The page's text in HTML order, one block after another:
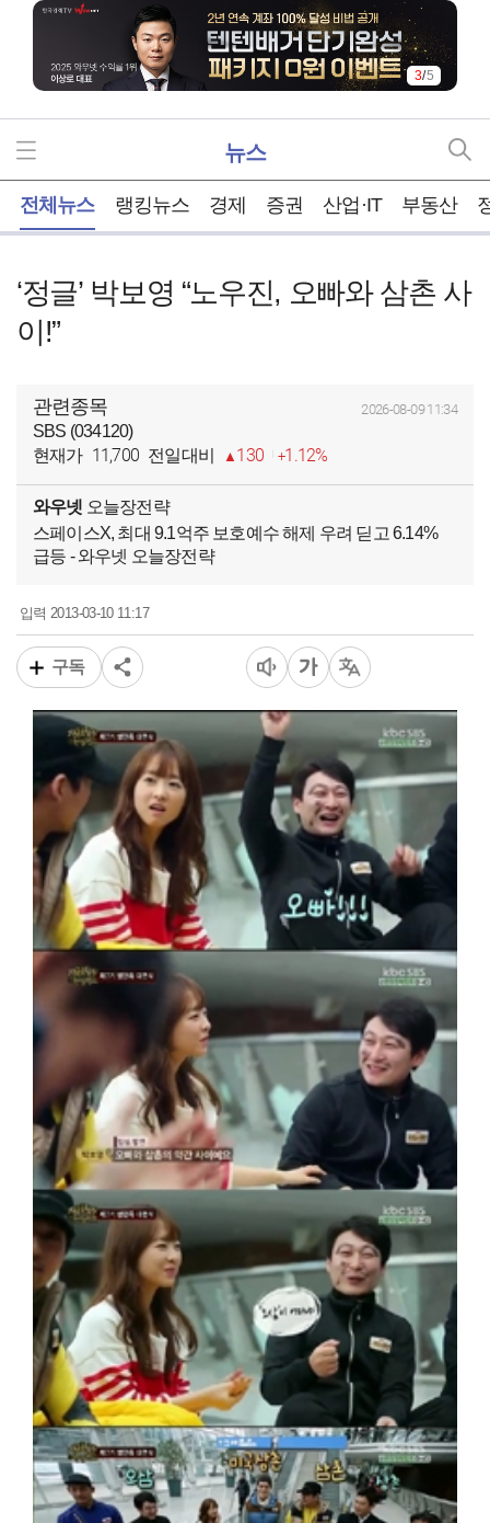
4/5
뉴스
전체뉴스 랭킹뉴스 경제 증권 산업·IT 부동산
‘정글’ 박보영 “노우진, 오빠와 삼촌 사
이!”
관련종목 2026-08-09 11:34
SBS (034120)
현재가 11,700 전일대비 130 1.12%
와우넷 오늘장전략
스페이스X, 최대 9.1억주 보호예수 해제 우려 딛고 6.14%
급등 - 와우넷 오늘장전략
입력2013-03-10 11:17
구독